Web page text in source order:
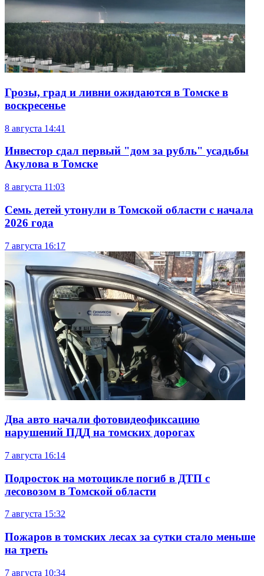
Грозы, град и ливни ожидаются в Томске в
воскресенье
8 августа 14:41
Инвестор сдал первый "дом за рубль" усадьбы
Акулова в Томске
8 августа 11:03
Семь детей утонули в Томской области с начала
2026 года
7 августа 16:17
Два авто начали фотовидеофиксацию
нарушений ПДД на томских дорогах
7 августа 16:14
Подросток на мотоцикле погиб в ДТП с
лесовозом в Томской области
7 августа 15:32
Пожаров в томских лесах за сутки стало меньше
на треть
7 августа 10:34